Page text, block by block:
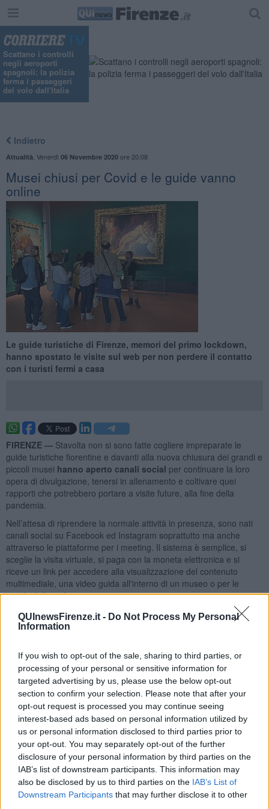
QUInewsFirenze.it - Do Not Process My Personal
Information
If you wish to opt-out of the sale, sharing to third parties, or
processing of your personal or sensitive information for
targeted advertising by us, please use the below opt-out
section to confirm your selection. Please note that after your
opt-out request is processed you may continue seeing
interest-based ads based on personal information utilized by
us or personal information disclosed to third parties prior to
your opt-out. You may separately opt-out of the further
disclosure of your personal information by third parties on the
IAB’s list of downstream participants. This information may
also be disclosed by us to third parties on the IAB’s List of
Downstream Participants that may further disclose it to other
Scattano i controlli
negli aeroporti
spagnoli: la polizia
ferma i passeggeri
del volo dall'Italia
Indietro
Attualità Venerdì 06 Novembre 2020ore 20:08
Musei chiusi per Covid e le guide vanno
online
Le guide turistiche di Firenze, memori del primo lockdown,
hanno spostato le visite sul web per non perdere il contatto
con i turisti fermi a casa
FIRENZE — Stavolta non si sono fatte cogliere impreparate le
guide turistiche fiorentine e davanti alla nuova chiusura dei grandi e
piccoli musei hanno aperto canali social per continuare la loro
opera di divulgazione, tenersi in allenamento e coltivare quei
rapporti che potrebbero portare a visite future, alla fine della
pandemia.
Nell’attesa di riprendere la normale attività in presenza, sono nati
canali social su Facebook ed Instagram soprattutto ma anche
attraverso le piattaforme per i meeting. Il sistema è semplice, si
sceglie la visita virtuale, si paga con la moneta elettronica e si
riceve un link per accedere alla visualizzazione del contenuto
multimediale, una video guida all'interno di un museo o per le
strade della città.
proseguire l'attività èStefania Zanieriche racconta a
QUInewsFirenze quali saranno alcune tappe del viaggio virtuale
che intende proporre attraverso parole e immagini a distanza,
dalla Galleria degli Uffizi "Per ammirare le opere solitamente
trascurate durante una visita normale, come i dipinti di Domenico
Veneziano, Giorgione, Dürer, El Greco, Piero di Cosimo" per
passare poi alle fontane "La fontana più famosa di Firenze è quella
del Biancone, da sempre poco apprezzata dai fiorentini, di gusto
più bizzarro sono le due fontane di piazza Santissima Annunziata,
mentre la Fontana dello Sprone è sicuramente la più raffinata"
oppure i tabernacoli "Quasi ad ogni angolo del centro ci aspetta un
tabernacolo con un’immagine religiosa, fin dal Medioevo erano